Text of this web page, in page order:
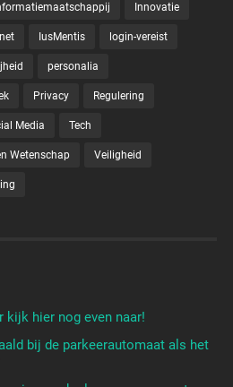
Innovatie
IusMentis login-vereist
personalia
Privacy Regulering
Media Tech
Wetenschap Veiligheid
kijk hier nog even naar!
bij de parkeerautomaat als het